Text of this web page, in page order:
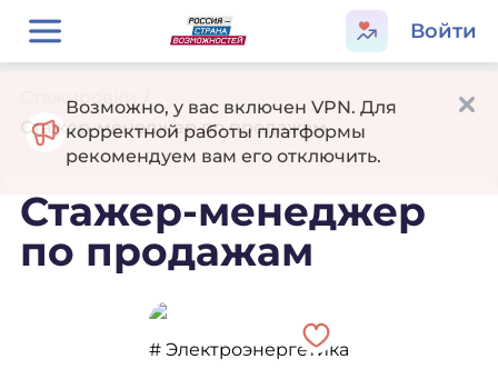
Войти
Стажировки
Стажер-менеджер по продажам
Стажер-менеджер
по продажам
# Электроэнергетика
Возможно, у вас включен VPN. Для
корректной работы платформы
рекомендуем вам его отключить.